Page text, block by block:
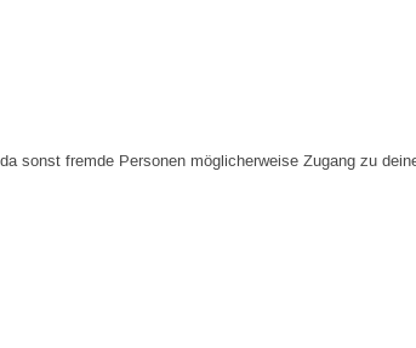
sonst fremde Personen möglicherweise Zugang zu